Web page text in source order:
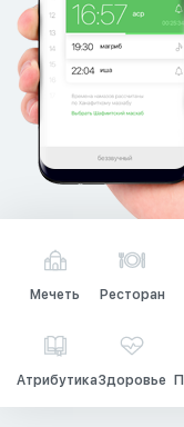
Мечеть Ресторан
АтрибутикаЗдоровье